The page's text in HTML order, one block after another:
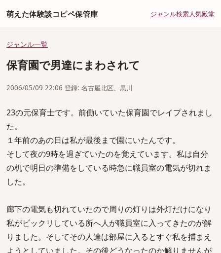
萌えた体験談コピペ保管庫 ジャンル検索人気殿堂
ジャンル一覧
保育園で男達にまわされて
2006/05/09 22:06 登録: 名古屋北区、黒川
23の元保育士です。前働いていた保育園でレイプされまし
た。
１年前のあの日は私が最後まで園にいたんです。
そして夜の9時を過ぎていたのを覚えています。私は自分
の机で明日の準備をしている時急に職員室の電気が切れま
した。
廊下の電気も切れていたので周りの灯りは外灯だけになり
私がビックリしている所へ人が職員室に入ってきたのが解
りました。そしてその人達は部屋に入るとすぐ私を捕まえ
ようとしていました。その後どうなったのか解りませんが